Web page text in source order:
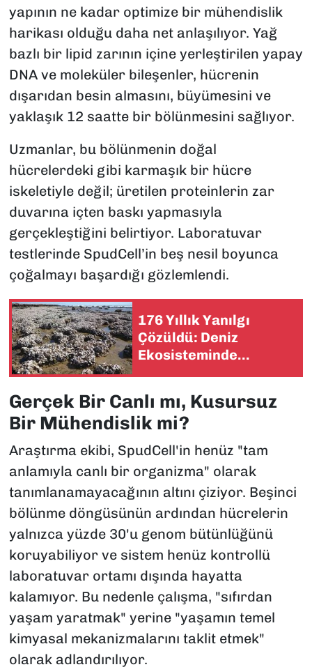
yapının ne kadar optimize bir mühendislik
harikası olduğu daha net anlaşılıyor. Yağ
bazlı bir lipid zarının içine yerleştirilen yapay
DNA ve moleküler bileşenler, hücrenin
dışarıdan besin almasını, büyümesini ve
yaklaşık 12 saatte bir bölünmesini sağlıyor.
Uzmanlar, bu bölünmenin doğal
hücrelerdeki gibi karmaşık bir hücre
iskeletiyle değil; üretilen proteinlerin zar
duvarına içten baskı yapmasıyla
gerçekleştiğini belirtiyor. Laboratuvar
testlerinde SpudCell’in beş nesil boyunca
çoğalmayı başardığı gözlemlendi.
176 Yıllık Yanılgı
Çözüldü: Deniz
Ekosisteminde
Gerçek Bir Canlı mı, Kusursuz
Bir Mühendislik mi?
Araştırma ekibi, SpudCell'in henüz "tam
anlamıyla canlı bir organizma" olarak
tanımlanamayacağının altını çiziyor. Beşinci
bölünme döngüsünün ardından hücrelerin
yalnızca yüzde 30'u genom bütünlüğünü
koruyabiliyor ve sistem henüz kontrollü
laboratuvar ortamı dışında hayatta
kalamıyor. Bu nedenle çalışma, "sıfırdan
yaşam yaratmak" yerine "yaşamın temel
kimyasal mekanizmalarını taklit etmek"
olarak adlandırılıyor.